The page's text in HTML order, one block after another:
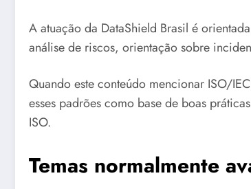
A atuação da DataShield Brasil é
análise de riscos, orientação sobre
Quando este conteúdo mencionar ISO/
esses padrões como base de boas
ISO.
Temas normalmente